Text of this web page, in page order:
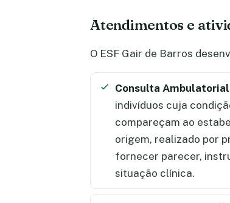
Atendimentos e
O ESF Gair de Barros
Consulta
indivíduos cuja
compareçam ao
origem, realizado por
fornecer parecer,
situação clínica.